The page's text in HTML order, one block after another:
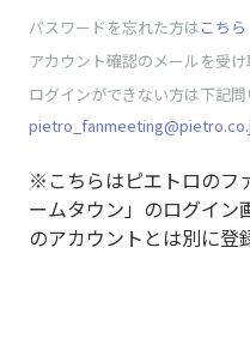
パスワードを忘れた方はこちら
アカウント確認のメールを受
ログインができない方は下記
※こちらはピエトロのフ
ームタウン」のログイン
のアカウントとは別に